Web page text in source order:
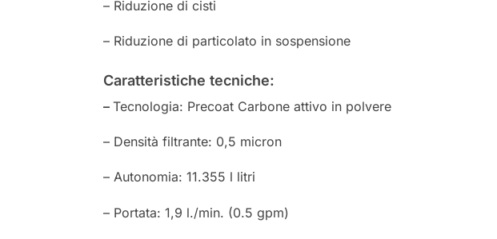
– Riduzione di cisti
– Riduzione di particolato in sospensione
Caratteristiche tecniche:
– Tecnologia: Precoat Carbone attivo in polvere
– Densità filtrante: 0,5 micron
– Autonomia: 11.355 l litri
– Portata: 1,9 l./min. (0.5 gpm)